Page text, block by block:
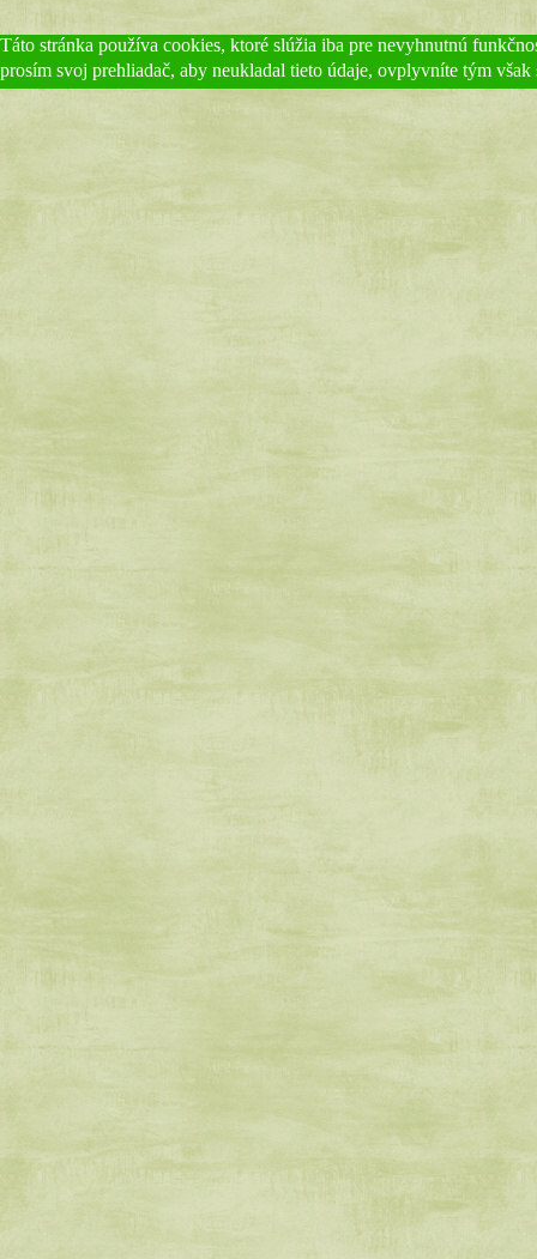
Táto stránka používa cookies, ktoré slúžia iba pre nevyhnutnú
prosím svoj prehliadač, aby neukladal tieto údaje, ovplyvníte tým